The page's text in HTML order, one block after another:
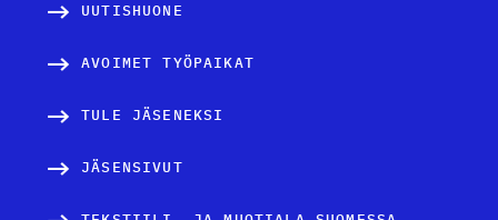
UUTISHUONE
AVOIMET TYÖPAIKAT
TULE JÄSENEKSI
JÄSENSIVUT